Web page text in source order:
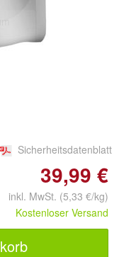
Sicherheitsdatenblatt
39,99 €
inkl. MwSt. (5,33 €/kg)
Kostenloser Versand